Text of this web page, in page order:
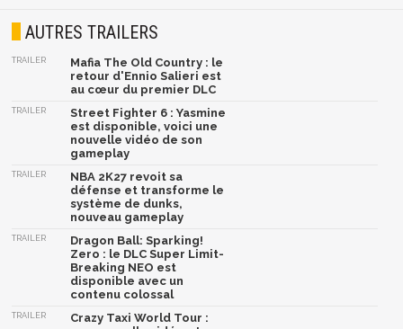
AUTRES TRAILERS
TRAILER
Mafia The Old Country : le
retour d'Ennio Salieri est
au cœur du premier DLC
TRAILER
Street Fighter 6 : Yasmine
est disponible, voici une
nouvelle vidéo de son
gameplay
TRAILER
NBA 2K27 revoit sa
défense et transforme le
système de dunks,
nouveau gameplay
TRAILER
Dragon Ball: Sparking!
Zero : le DLC Super Limit-
Breaking NEO est
disponible avec un
contenu colossal
TRAILER
Crazy Taxi World Tour :